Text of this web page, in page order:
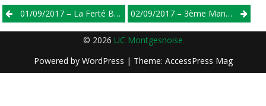
Post
navigation
01/09/2017 – La Ferté Bernard – 1/2/3/j 02/09/2017 – 3ème Manche De La Coupe Des Pays De Loire – Vélodrome Le Mans
© 2026 UC Montgesnoise
Powered by WordPress | Theme: AccessPress Mag